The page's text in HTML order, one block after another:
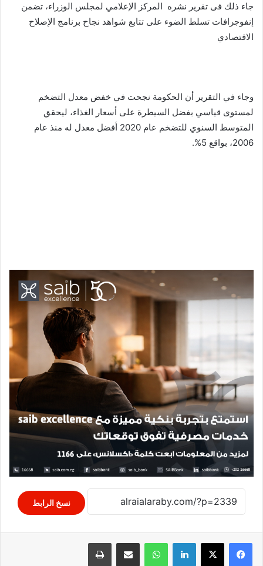
جاء ذلك فى تقرير نشره المركز الإعلامي لمجلس الوزراء، تضمن
إنفوجرافات تسلط الضوء على تتابع شواهد نجاح برنامج الإصلاح
الاقتصادي
وجاء في التقرير أن الحكومة نجحت في خفض معدل التضخم
لمستوى قياسي بفضل السيطرة على أسعار الغذاء، ليحقق
المتوسط السنوي للتضخم عام 2020 أفضل معدل له منذ عام
2006، بواقع 5%.
نسخ الرابط
لينكدإن واتساب مشاركة عبر البريد طباعة